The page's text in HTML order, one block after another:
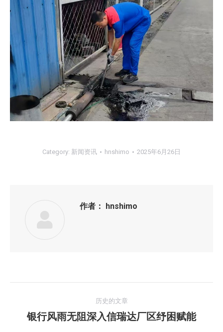
Category: 新闻资讯 hnshimo 2025年6月26日
作者： hnshimo
历史的文章
历
银行风雨无阻深入信瑞达厂区纾困赋能